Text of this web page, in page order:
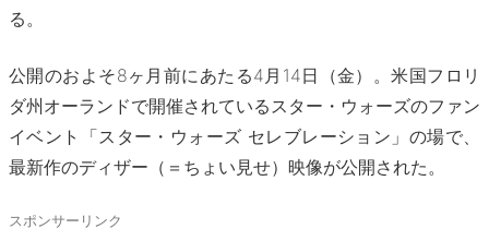
る。
公開のおよそ8ヶ月前にあたる4月14日（金）。米国フロリ
ダ州オーランドで開催されているスター・ウォーズのファン
イベント「スター・ウォーズ セレブレーション」の場で、
最新作のディザー（＝ちょい見せ）映像が公開された。
スポンサーリンク